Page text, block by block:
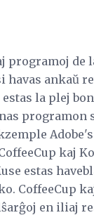
programoj de
havas ankaŭ
la plej
programon
kaj
estas
CoffeeCup
en iliaj